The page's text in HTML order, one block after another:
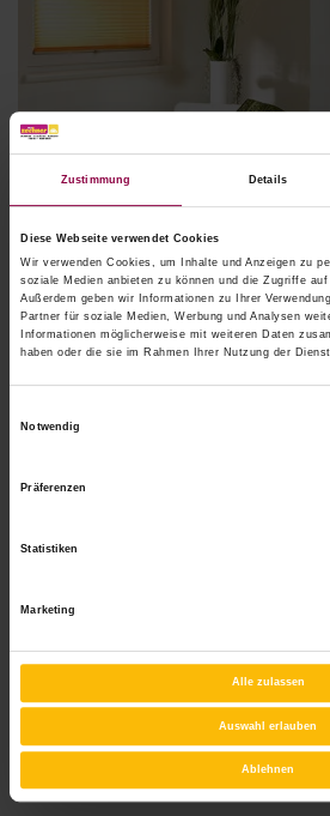
Zustimmung Details
Diese Webseite verwendet Cookies
Wir verwenden Cookies, um Inhalte und Anzeigen zu
soziale Medien anbieten zu können und die Zugriffe
Außerdem geben wir Informationen zu Ihrer
Partner für soziale Medien, Werbung und Analysen
Informationen möglicherweise mit weiteren Daten
haben oder die sie im Rahmen Ihrer Nutzung der
Notwendig
Präferenzen
Statistiken
Marketing
Alle zulassen
Auswahl erlauben
Ablehnen
Faltstore
Flächenvorhang
Ihr vertrauensvoller